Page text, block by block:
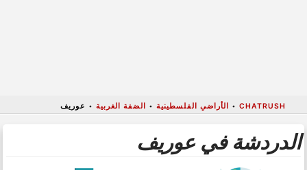
CHATRUSH
• الأراضي الفلسطينية • الضفة الغربية • عوريف
الدردشة في عوريف